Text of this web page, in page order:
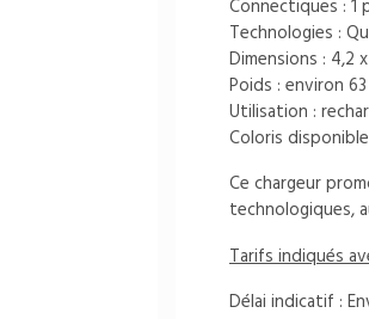
Connectiques : 1
Technologies :
Dimensions : 4,2
Poids : environ
Utilisation :
Coloris
Ce chargeur
technologiques,
Tarifs indiqués
Délai indicatif :